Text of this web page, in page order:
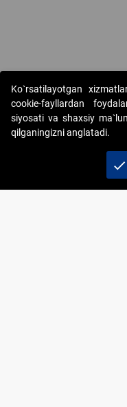
Copyright © 2017-2026.
tashkil etish" AJ. Barcha
Ko`rsatilayotgan
cookie-fayllardan
siyosati va shaxsiy
qilganingizni anglatadi.
check